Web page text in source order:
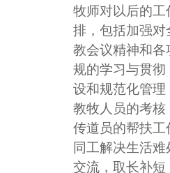
牧师对以后的工
排，包括加强对
教会议精神和各
规的学习与贯彻
设和规范化管理
教牧人员的考核
传道员的帮扶工
同工解决生活
交流，取长补短